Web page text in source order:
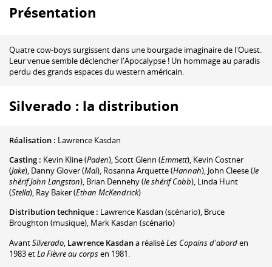
Présentation
Quatre cow-boys surgissent dans une bourgade imaginaire de l'Ouest.
Leur venue semble déclencher l'Apocalypse ! Un hommage au paradis
perdu des grands espaces du western américain.
Silverado : la distribution
Réalisation : Lawrence Kasdan
Casting : Kevin Kline(Paden),Scott Glenn (Emmett), Kevin Costner
(Jake), Danny Glover(Mal), Rosanna Arquette(Hannah), John Cleese(le
shérif John Langston), Brian Dennehy(le shérif Cobb), Linda Hunt
(Stella), Ray Baker(Ethan McKendrick)
Distribution technique : Lawrence Kasdan (scénario), Bruce
Broughton (musique), Mark Kasdan (scénario)
AvantSilverado, Lawrence Kasdana réaliséLes Copains d'aborden
1983 etLa Fièvre au corpsen 1981.